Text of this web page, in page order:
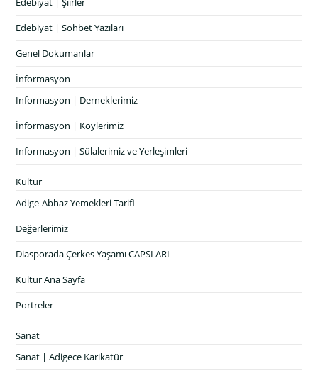
Edebiyat | Sohbet Yazıları
Genel Dokumanlar
İnformasyon
İnformasyon | Derneklerimiz
İnformasyon | Köylerimiz
İnformasyon | Sülalerimiz ve Yerleşimleri
Kültür
Adige-Abhaz Yemekleri Tarifi
Değerlerimiz
Diasporada Çerkes Yaşamı CAPSLARI
Kültür Ana Sayfa
Portreler
Sanat
Sanat | Adigece Karikatür